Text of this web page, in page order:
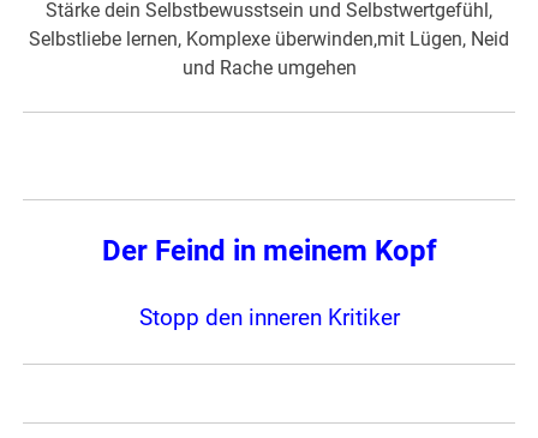
Stärke dein Selbstbewusstsein und Selbstwertgefühl,
Selbstliebe lernen, Komplexe überwinden,mit Lügen, Neid
und Rache umgehen
Der Feind in meinem Kopf
Stopp den inneren Kritiker